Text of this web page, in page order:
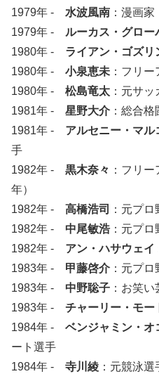
1979年 - 水波風南 ：漫画家
1979年 - ルーカス・グロー
1980年 - ライアン・ゴズリ
1980年 - 小泉恵未 ：フリ
1980年 - 松島竜太 ：元サ
1981年 - 星野大介 ：総合格
1981年 - アルセニー・マル
手
1982年 - 黒木奈々 ：フリ
年）
1982年 - 高橋浩司
：元プ
1982年 - 中尾敏浩：元プロ
1982年 - アン・ハサウェイ
1983年 - 甲藤啓介 ：元プ
1983年 - 中野聡子 ：お笑
1983年 - チャーリー・モー
1984年 - ベンジャミン・オ
ート選手
1984年 - 寺川綾 ：元競泳選